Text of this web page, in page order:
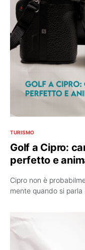
TURISMO
Golf a Cipro:
perfetto e
Cipro non è
mente quando si